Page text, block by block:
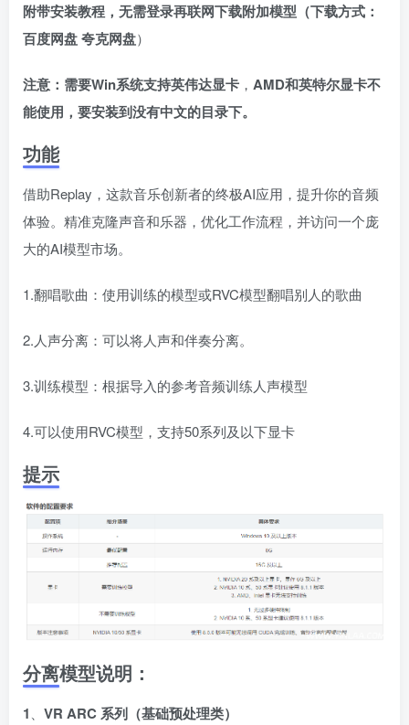
附带安装教程，无需登录再联网下载附加模型（下载方式：
百度网盘 夸克网盘）
注意：需要Win系统支持英伟达显卡 ， AMD和英特尔显卡不
能使用，要安装到没有中文的目录下。
功能
借助Replay，这款音乐创新者的终极AI应用，提升你的音频
体验。精准克隆声音和乐器，优化工作流程，并访问一个庞
大的AI模型市场。
1.翻唱歌曲：使用训练的模型或RVC模型翻唱别人的歌曲
2.人声分离：可以将人声和伴奏分离。
3.训练模型：根据导入的参考音频训练人声模型
4.可以使用RVC模型，支持50系列及以下显卡
提示
分离模型说明：
1、 VR ARC 系列（基础预处理类）